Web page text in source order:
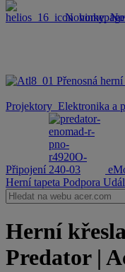
Novinky
Přenosná
Projektory Elektronika a
Připojení
Herní tapeta Podpora
Herní
Predator |